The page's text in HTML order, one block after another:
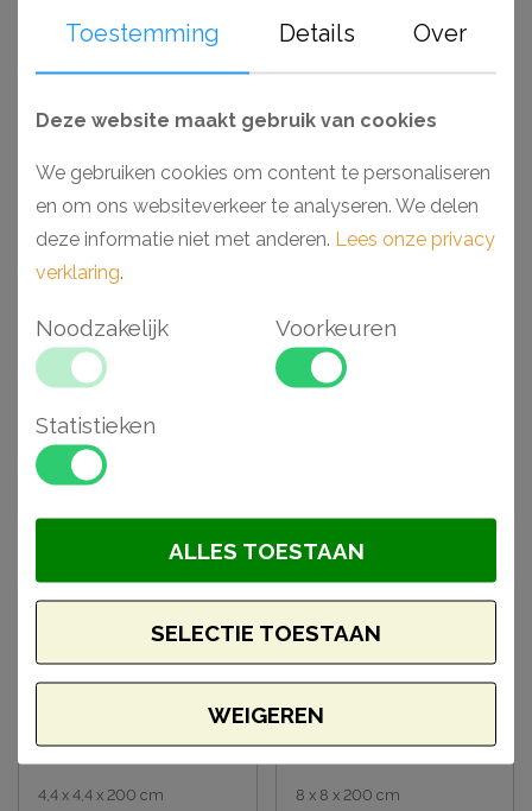
€ 27,09 € 15,65
Orac CB525N plafondlijst
€ 13,86
ORAC CX108 plafondlijst
4,4 x 4,4 x 200 cm 8 x 8 x 200 cm
Toestemming Details Over
Deze website maakt gebruik van cookies
We gebruiken cookies om content te personaliseren
en om ons websiteverkeer te analyseren. We delen
deze informatie niet met anderen. Lees onze privacy
verklaring.
Noodzakelijk Voorkeuren
Statistieken
WEIGEREN
SELECTIE TOESTAAN
ALLES TOESTAAN